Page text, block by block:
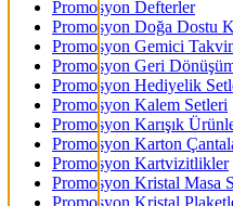
Promosyon Defterler
Promosyon Doğa Dostu
Promosyon Gemici
Promosyon Geri
Promosyon Hediyelik
Promosyon Kalem Setleri
Promosyon Karışık
Promosyon Karton
Promosyon Kartvizitlikler
Promosyon Kristal Masa
Promosyon Kristal